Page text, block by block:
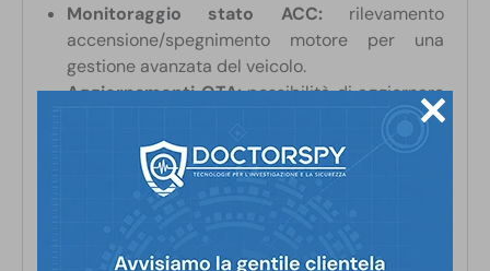
Monitoraggio stato ACC: rilevamento
accensione/spegnimento motore per una
gestione avanzata del veicolo.
Aggiornamenti OTA:possibilità di aggiornare
il firmware da remoto per garantire prestazioni
sempre ottimali.
Autonomia:il dispositivo si collega
all’alimentazione del veicolo per una
Esempi di utilizzo: